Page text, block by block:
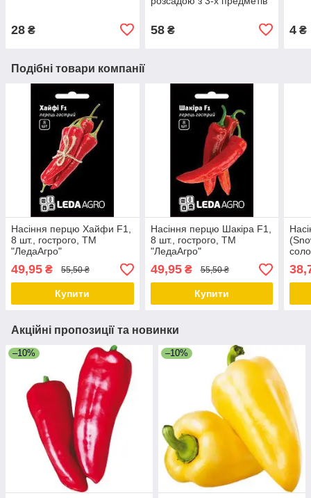
28 ₴ 58₴ 4 ₴
Подібні товари компанії
Насіння перцю Хайфи F1,
8 шт., гострого, ТМ
"ЛедаАгро"
49,95 ₴ 55,50 ₴
Купити
Насіння перцю Шакіра F1,
8 шт., гострого, ТМ
"ЛедаАгро"
49,95₴ 55,50 ₴
Купити
Акційні пропозиції та новинки
–10% –10%